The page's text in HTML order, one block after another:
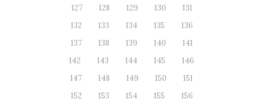
127
128 129 130
131
132
133 134 135
136
137
138 139 140
141
142
143 144 145
146
147
148 149 150
151
152
153 154 155
156